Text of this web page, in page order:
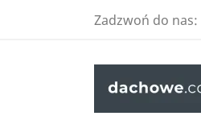
Zadzwoń do nas: